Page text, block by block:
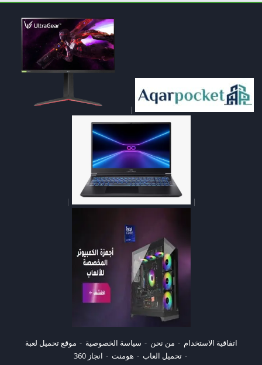
|
|
|
اتفاقية الاستخدام من نحن سياسة الخصوصية
موقع تحميل لعبة
تحميل العاب
هومنت انجاز 360